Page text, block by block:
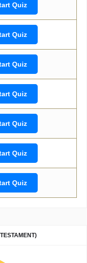
Quiz
Quiz
Quiz
Quiz
Quiz
Quiz
Quiz